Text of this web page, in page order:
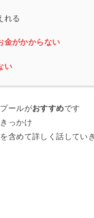
れる
金がかからない
い
ールがおすすめです
っかけ
含めて詳しく話してい